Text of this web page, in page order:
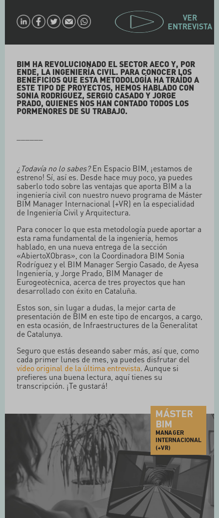
VER
ENTREVISTA
BIM HA REVOLUCIONADO EL SECTOR AECO Y, POR
ENDE, LA INGENIERÍA CIVIL. PARA CONOCER LOS
BENEFICIOS QUE ESTA METODOLOGÍA HA TRAÍDO A
ESTE TIPO DE PROYECTOS, HEMOS HABLADO CON
SONIA RODRÍGUEZ, SERGIO CASADO Y JORGE
PRADO, QUIENES NOS HAN CONTADO TODOS LOS
PORMENORES DE SU TRABAJO.
¿Todavía no lo sabes?En Espacio BIM, ¡estamos de
estreno! Sí, así es. Desde hace muy poco, ya puedes
saberlo todo sobre las ventajas que aporta BIM a la
ingeniería civil con nuestro nuevo programa de Máster
BIM Manager Internacional (+VR) en la especialidad
de Ingeniería Civil y Arquitectura.
Para conocer lo que esta metodología puede aportar a
esta rama fundamental de la ingeniería, hemos
hablado, en una nueva entrega de la sección
«AbiertoXObras», con la Coordinadora BIM Sonia
Rodríguez y el BIM Manager Sergio Casado, de Ayesa
Ingeniería, y Jorge Prado, BIM Manager de
Eurogeotècnica, acerca de tres proyectos que han
desarrollado con éxito en Cataluña.
Estos son, sin lugar a dudas, la mejor carta de
presentación de BIM en este tipo de encargos, a cargo,
en esta ocasión, de Infraestructures de la Generalitat
de Catalunya.
Seguro que estás deseando saber más, así que, como
cada primer lunes de mes, ya puedes disfrutar del
vídeo original de la última entrevista. Aunque si
prefieres una buena lectura, aquí tienes su
transcripción. ¡Te gustará!